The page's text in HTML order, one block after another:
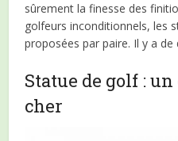
sûrement la finesse des
golfeurs inconditionnels, les
proposées par paire. Il y a
Statue de golf :
cher